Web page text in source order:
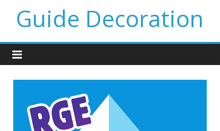
Guide Decoration